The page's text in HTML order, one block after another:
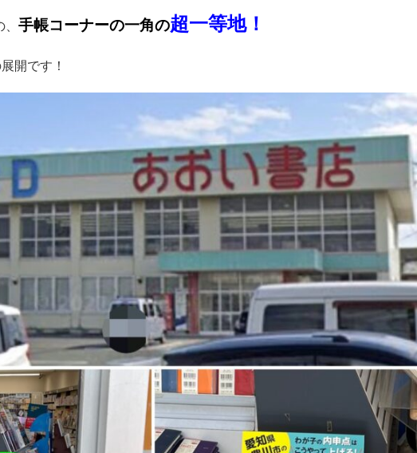
手帳コーナーの一角の超一等地！
開です！